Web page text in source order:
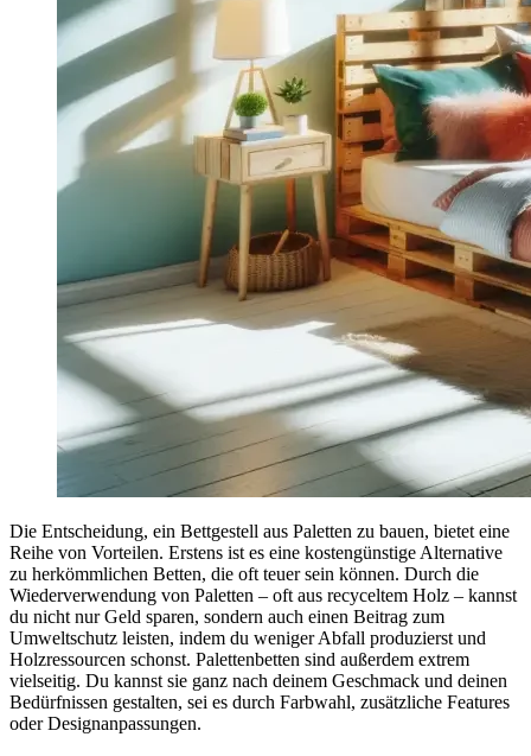
Die Entscheidung, ein Bettgestell aus Paletten zu bauen, bietet eine
Reihe von Vorteilen. Erstens ist es eine kostengünstige Alternative
zu herkömmlichen Betten, die oft teuer sein können. Durch die
Wiederverwendung von Paletten – oft aus recyceltem Holz – kannst
du nicht nur Geld sparen, sondern auch einen Beitrag zum
Umweltschutz leisten, indem du weniger Abfall produzierst und
Holzressourcen schonst. Palettenbetten sind außerdem extrem
vielseitig. Du kannst sie ganz nach deinem Geschmack und deinen
Bedürfnissen gestalten, sei es durch Farbwahl, zusätzliche Features
oder Designanpassungen.